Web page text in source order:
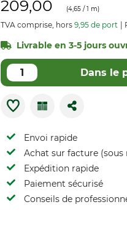
209,00 (4,65 / 1 m)
TVA comprise, hors 9,95 de port
Livrable en 3-5 jours
Dans le
Envoi rapide
Achat sur facture (sous
Expédition rapide
Paiement sécurisé
Conseils de